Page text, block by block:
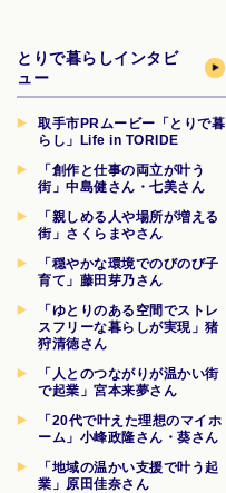
とりで暮らしインタビ
ュー
取手市PRムービー「とりで暮
らし」Life in TORIDE
「創作と仕事の両立が叶う
街」中島健さん・七美さん
「親しめる人や場所が増える
街」さくらまやさん
「穏やかな環境でのびのび子
育て」藤田芽乃さん
「ゆとりのある空間でストレ
スフリーな暮らしが実現」猪
狩清徳さん
「人とのつながりが温かい街
で起業」宮本来夢さん
「20代で叶えた理想のマイホ
ーム」小峰政隆さん・葵さん
「地域の温かい支援で叶う起
業」原田佳奈さん